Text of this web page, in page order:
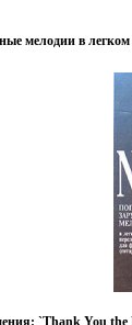
мелодии в
`Thank You